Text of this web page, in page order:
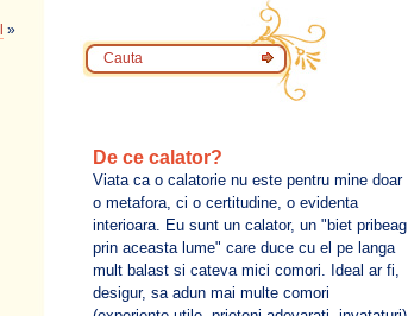
»
De ce calator?
Viata ca o calatorie nu este pentru mine doar
o metafora, ci o certitudine, o evidenta
interioara. Eu sunt un calator, un "biet pribeag
prin aceasta lume" care duce cu el pe langa
mult balast si cateva mici comori. Ideal ar fi,
desigur, sa adun mai multe comori